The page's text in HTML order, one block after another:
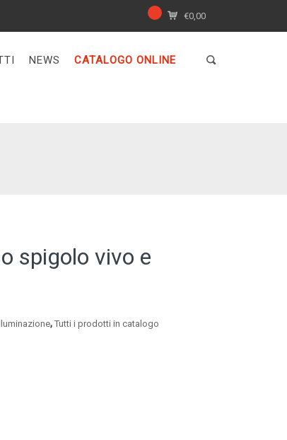
€0,00
NEWS CATALOGO ONLINE
spigolo vivo e
,Tutti i prodotti in catalogo